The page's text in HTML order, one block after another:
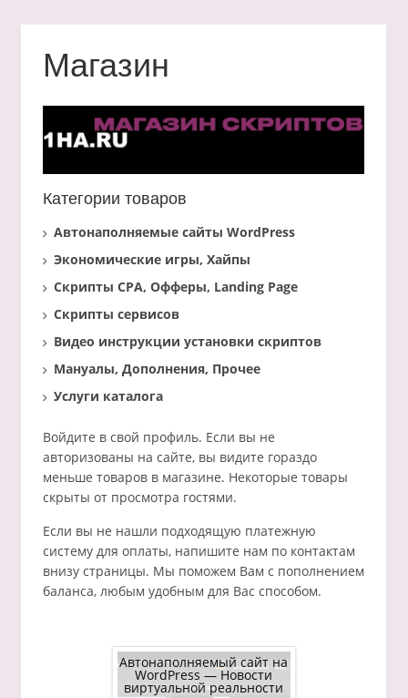
Магазин
Категории товаров
Автонаполняемые сайты WordPress
Экономические игры, Хайпы
Скрипты CPA, Офферы, Landing Page
Скрипты сервисов
Видео инструкции установки скриптов
Мануалы, Дополнения, Прочее
Услуги каталога
Войдите в свой профиль. Если вы не
авторизованы на сайте, вы видите гораздо
меньше товаров в магазине. Некоторые товары
скрыты от просмотра гостями.
Если вы не нашли подходящую платежную
систему для оплаты, напишите нам по контактам
внизу страницы. Мы поможем Вам с пополнением
баланса, любым удобным для Вас способом.
Автонаполняемый сайт на
WordPress — Новости
виртуальной реальности